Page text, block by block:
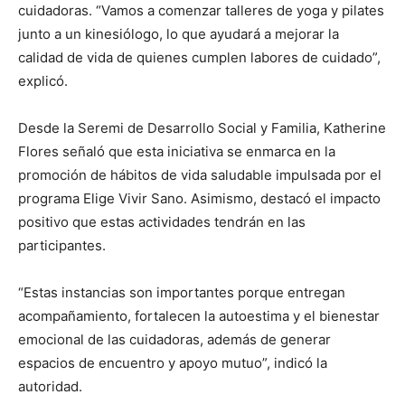
cuidadoras. “Vamos a comenzar talleres de yoga y pilates
junto a un kinesiólogo, lo que ayudará a mejorar la
calidad de vida de quienes cumplen labores de cuidado”,
explicó.
Desde la Seremi de Desarrollo Social y Familia, Katherine
Flores señaló que esta iniciativa se enmarca en la
promoción de hábitos de vida saludable impulsada por el
programa Elige Vivir Sano. Asimismo, destacó el impacto
positivo que estas actividades tendrán en las
participantes.
“Estas instancias son importantes porque entregan
acompañamiento, fortalecen la autoestima y el bienestar
emocional de las cuidadoras, además de generar
espacios de encuentro y apoyo mutuo”, indicó la
autoridad.